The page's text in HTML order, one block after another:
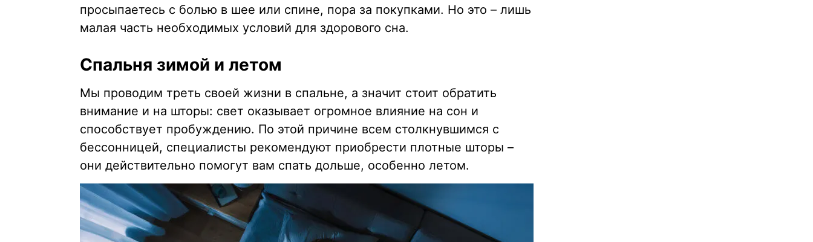
просыпаетесь с болью в шее или спине, пора за покупками. Но это – лишь
малая часть необходимых условий для здорового сна.
Спальня зимой и летом
Мы проводим треть своей жизни в спальне, а значит стоит обратить
внимание и на шторы: свет оказывает огромное влияние на сон и
способствует пробуждению. По этой причине всем столкнувшимся с
бессонницей, специалисты рекомендуют приобрести плотные шторы –
они действительно помогут вам спать дольше, особенно летом.